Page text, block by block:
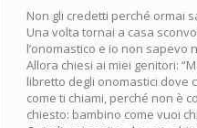
Non gli credetti perché ormai
Una volta tornai a casa
l’onomastico e io non sapevo
Allora chiesi ai miei genitori:
libretto degli onomastici dove
come ti chiami, perché non è
chiesto: bambino come vuoi